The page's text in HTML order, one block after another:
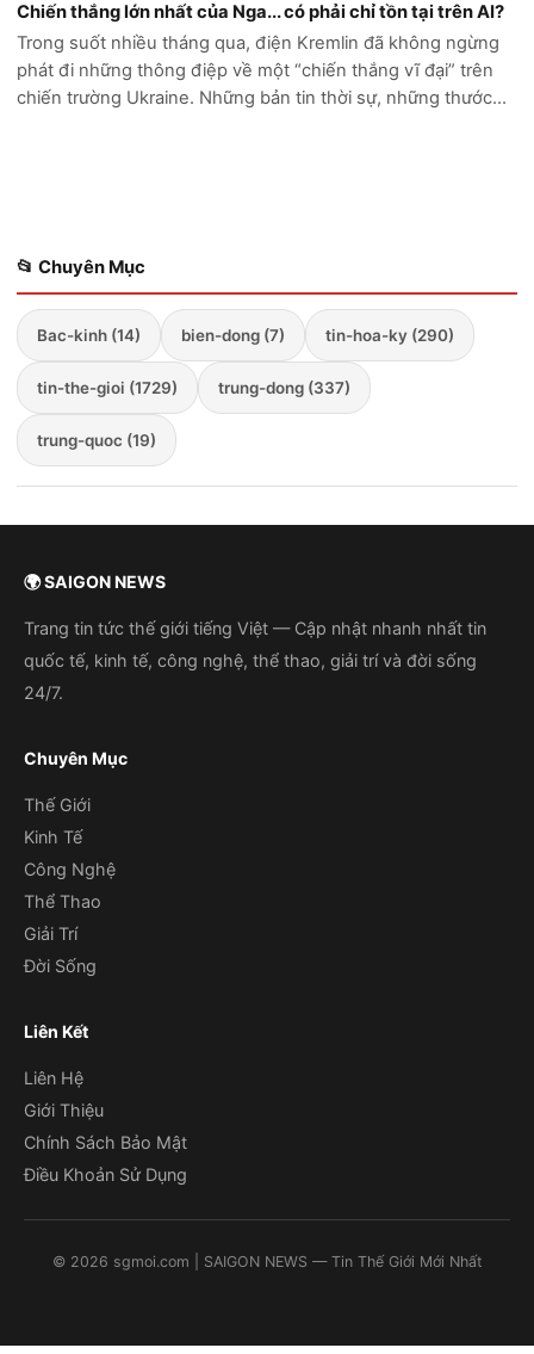
Chiến thắng lớn nhất của Nga... có phải chỉ tồn tại trên AI?
Trong suốt nhiều tháng qua, điện Kremlin đã không ngừng
phát đi những thông điệp về một “chiến thắng vĩ đại” trên
chiến trường Ukraine. Những bản tin thời sự, những thước
📂 Chuyên Mục
Bac-kinh (14) bien-dong (7) tin-hoa-ky (290)
tin-the-gioi (1729) trung-dong (337)
trung-quoc (19)
🌍 SAIGON NEWS
Trang tin tức thế giới tiếng Việt — Cập nhật nhanh nhất tin
quốc tế, kinh tế, công nghệ, thể thao, giải trí và đời sống
24/7.
Chuyên Mục
Thế Giới
Kinh Tế
Công Nghệ
Thể Thao
Giải Trí
Đời Sống
Liên Kết
Liên Hệ
Giới Thiệu
Chính Sách Bảo Mật
Điều Khoản Sử Dụng
© 2026 sgmoi.com | SAIGON NEWS — Tin Thế Giới Mới Nhất